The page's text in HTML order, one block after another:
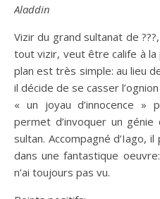
Aladdin
Vizir du grand sultanat de
tout vizir, veut être calife à la
plan est très simple: au lieu
il décide de se casser
« un joyau d’innocence »
permet d’invoquer un
sultan. Accompagné d’Iago,
dans une fantastique
n’ai toujours pas vu.